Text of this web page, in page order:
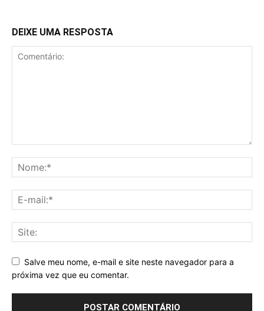
DEIXE UMA RESPOSTA
Salve meu nome, e-mail e site neste navegador para a
próxima vez que eu comentar.